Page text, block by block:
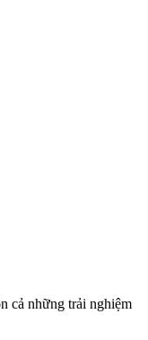
cả những trải nghiệm